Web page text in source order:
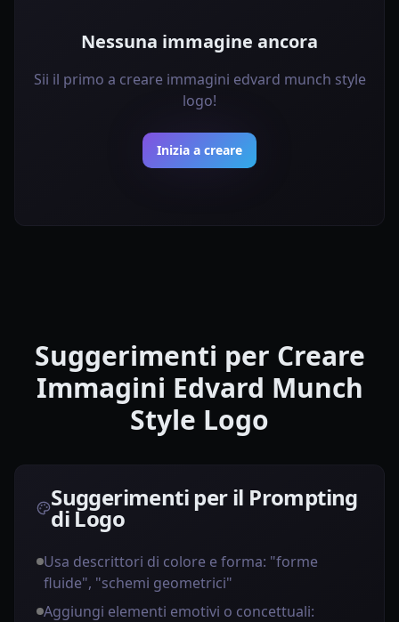
Nessuna immagine ancora
Sii il primo a creare immagini edvard munch style
logo!
Inizia a creare
Suggerimenti per Creare
Immagini Edvard Munch
Style Logo
Suggerimenti per il Prompting
di Logo
Usa descrittori di colore e forma: "forme
fluide", "schemi geometrici"
Aggiungi elementi emotivi o concettuali: